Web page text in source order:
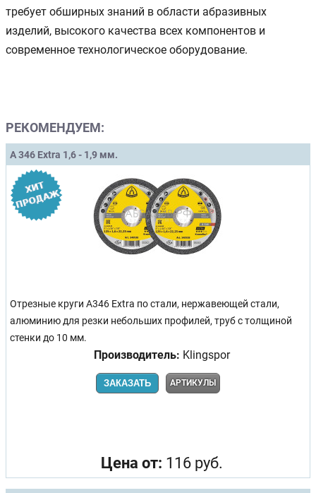
требует обширных знаний в области абразивных
изделий, высокого качества всех компонентов и
современное технологическое оборудование.
РЕКОМЕНДУЕМ:
A 346 Extra 1,6 - 1,9 мм.
Отрезные круги A346 Extra по стали, нержавеющей стали,
алюминию для резки небольших профилей, труб с толщиной
стенки до 10 мм.
Производитель: Klingspor
ЗАКАЗАТЬ АРТИКУЛЫ
Цена от: 116 руб.